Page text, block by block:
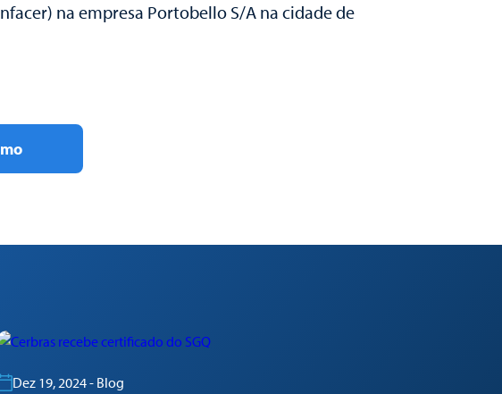
na empresa Portobello S/A na cidade de
Dez 19, 2024 - Blog